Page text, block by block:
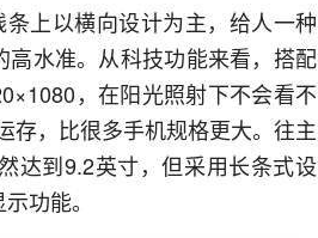
上以横向设计为主，给人一种
水准。从科技功能来看，搭配
，在阳光照射下不会看不
存，比很多手机规格更大。往主
达到9.2英寸，但采用长条式设
功能。